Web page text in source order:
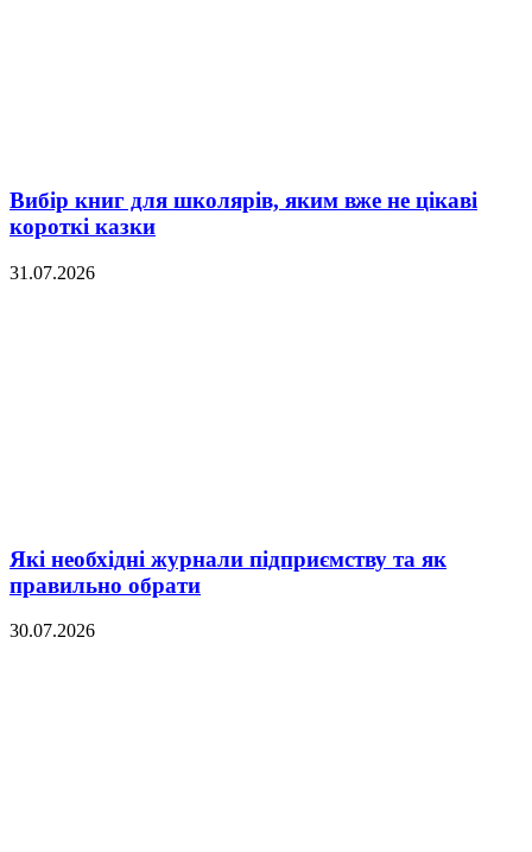
Вибір книг для школярів, яким вже не цікаві
короткі казки
31.07.2026
Які необхідні журнали підприємству та як
правильно обрати
30.07.2026